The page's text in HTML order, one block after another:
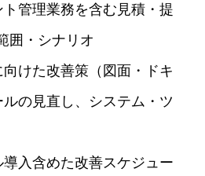
管理業務を含む見積・提
囲・シナリオ
けた改善策（図面・ドキ
ルの見直し、システム・ツ
入含めた改善スケジュー